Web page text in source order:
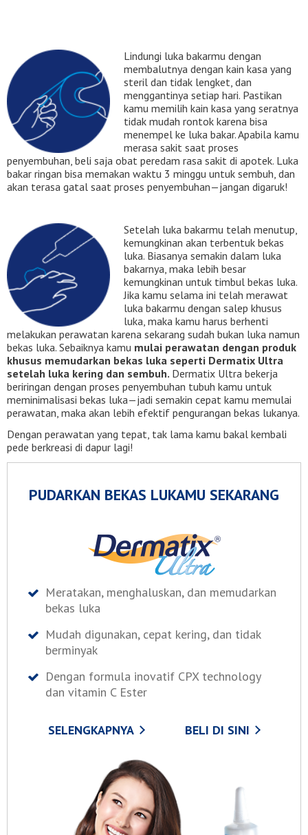
Lindungi luka bakarmu dengan
membalutnya dengan kain kasa yang
steril dan tidak lengket, dan
menggantinya setiap hari. Pastikan
kamu memilih kain kasa yang seratnya
tidak mudah rontok karena bisa
menempel ke luka bakar. Apabila kamu
merasa sakit saat proses
penyembuhan, beli saja obat peredam rasa sakit di apotek. Luka
bakar ringan bisa memakan waktu 3 minggu untuk sembuh, dan
akan terasa gatal saat proses penyembuhan—jangan digaruk!
Setelah luka bakarmu telah menutup,
kemungkinan akan terbentuk bekas
luka. Biasanya semakin dalam luka
bakarnya, maka lebih besar
kemungkinan untuk timbul bekas luka.
Jika kamu selama ini telah merawat
luka bakarmu dengan salep khusus
luka, maka kamu harus berhenti
melakukan perawatan karena sekarang sudah bukan luka namun
bekas luka. Sebaiknya kamu mulai perawatan dengan produk
khusus memudarkan bekas luka seperti Dermatix Ultra
setelah luka kering dan sembuh. Dermatix Ultra bekerja
beriringan dengan proses penyembuhan tubuh kamu untuk
meminimalisasi bekas luka—jadi semakin cepat kamu memulai
perawatan, maka akan lebih efektif pengurangan bekas lukanya.
Dengan perawatan yang tepat, tak lama kamu bakal kembali
pede berkreasi di dapur lagi!
PUDARKAN BEKAS LUKAMU SEKARANG
Meratakan, menghaluskan, dan memudarkan
bekas luka
Mudah digunakan, cepat kering, dan tidak
berminyak
Dengan formula inovatif CPX technology
dan vitamin C Ester
SELENGKAPNYA BELI DI SINI